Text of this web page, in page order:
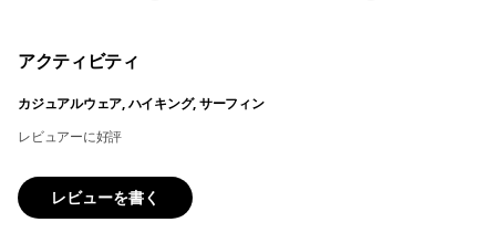
アクティビティ
カジュアルウェア, ハイキング, サーフィン
レビュアーに好評
レビューを書く